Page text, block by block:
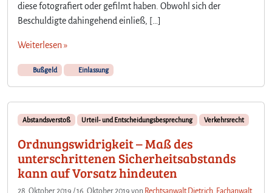
w
e
n
diese fotografiert oder gefilmt haben. Obwohl sich der
Beschuldigte dahingehend einließ, […]
Weiterlesen »
Bußgeld Einlassung
Abstandsverstoß Urteil- und Entscheidungsbesprechung Verkehrsrecht
Ordnungswidrigkeit – Maß des
unterschrittenen Sicherheitsabstands
kann auf Vorsatz hindeuten
28. Oktober 2019 /16. Oktober 2019 von Rechtsanwalt Dietrich, Fachanwalt